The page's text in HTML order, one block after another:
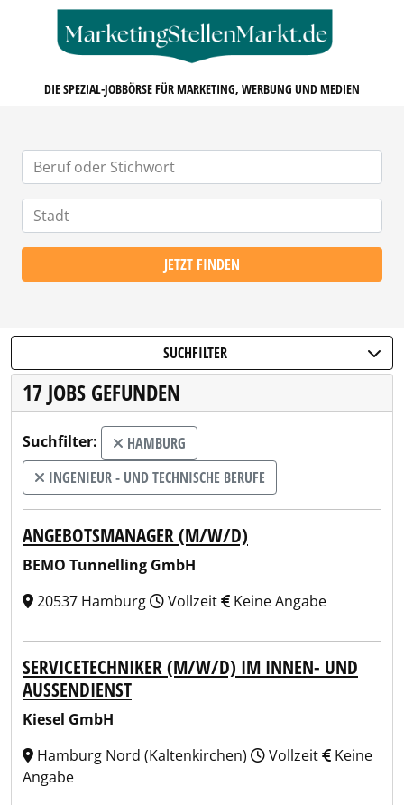
DIE SPEZIAL-JOBBÖRSE FÜR MARKETING, WERBUNG UND MEDIEN
JETZT FINDEN
SUCHFILTER
17 JOBS GEFUNDEN
Suchfilter:
HAMBURG
INGENIEUR - UND TECHNISCHE BERUFE
ANGEBOTSMANAGER (M/W/D)
BEMO Tunnelling GmbH
20537 Hamburg
Vollzeit Keine Angabe
SERVICETECHNIKER (M/W/D) IM INNEN- UND
AUSSENDIENST
Kiesel GmbH
Hamburg Nord (Kaltenkirchen)
Vollzeit
Keine
Angabe